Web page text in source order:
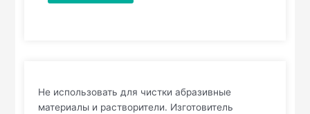
Не использовать для чистки абразивные
материалы и растворители. Изготовитель